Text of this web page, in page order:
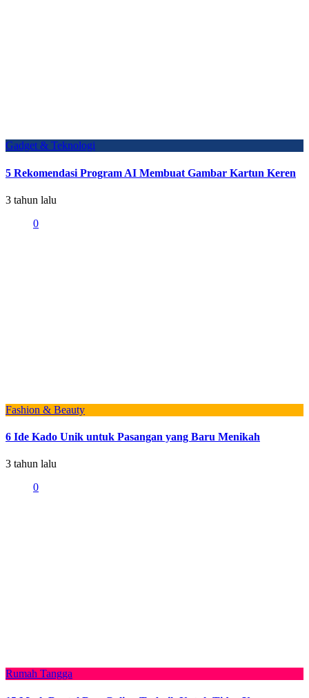
Gadget & Teknologi
5 Rekomendasi Program AI Membuat Gambar Kartun Keren
3 tahun lalu
0
Fashion & Beauty
6 Ide Kado Unik untuk Pasangan yang Baru Menikah
3 tahun lalu
0
Rumah Tangga